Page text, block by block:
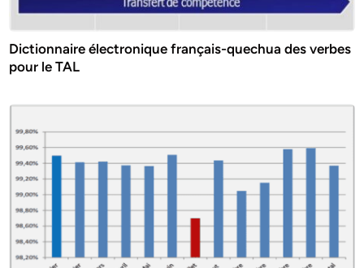
Dictionnaire électronique français-quechua des verbes
pour le TAL